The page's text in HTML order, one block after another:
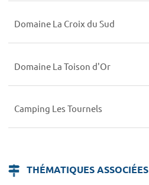
Domaine La Croix du Sud
Domaine La Toison d'Or
Camping Les Tournels
THÉMATIQUES ASSOCIÉES